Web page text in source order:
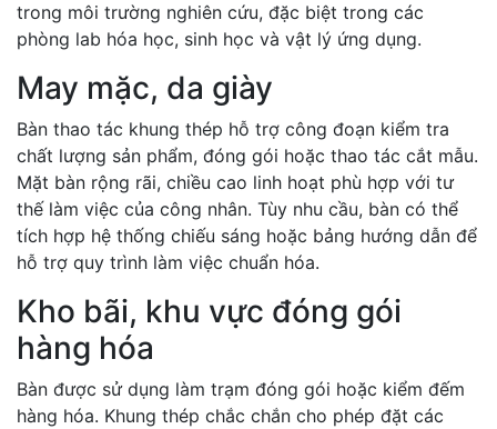
trong môi trường nghiên cứu, đặc biệt trong các
phòng lab hóa học, sinh học và vật lý ứng dụng.
May mặc, da giày
Bàn thao tác khung thép hỗ trợ công đoạn kiểm tra
chất lượng sản phẩm, đóng gói hoặc thao tác cắt mẫu.
Mặt bàn rộng rãi, chiều cao linh hoạt phù hợp với tư
thế làm việc của công nhân. Tùy nhu cầu, bàn có thể
tích hợp hệ thống chiếu sáng hoặc bảng hướng dẫn để
hỗ trợ quy trình làm việc chuẩn hóa.
Kho bãi, khu vực đóng gói
hàng hóa
Bàn được sử dụng làm trạm đóng gói hoặc kiểm đếm
hàng hóa. Khung thép chắc chắn cho phép đặt các